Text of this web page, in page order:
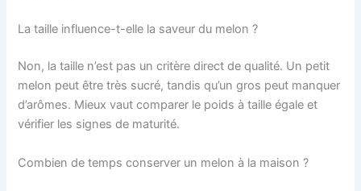
La taille influence-t-elle la saveur du melon ?
Non, la taille n’est pas un critère direct de qualité. Un petit
melon peut être très sucré, tandis qu’un gros peut manquer
d’arômes. Mieux vaut comparer le poids à taille égale et
vérifier les signes de maturité.
Combien de temps conserver un melon à la maison ?